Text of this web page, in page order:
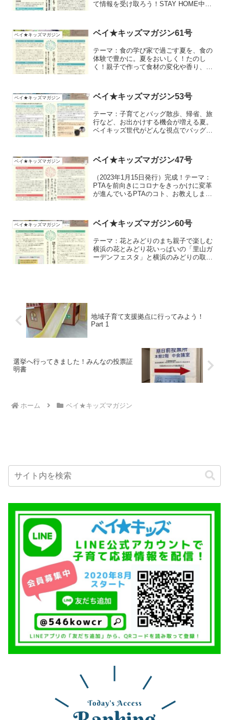
て情報を受け取ろう！STAY HOME中の
ベイ★キッズマガジン ベイ★キッズマガジン61号
テーマ：食の学び家で過ごす夏を、食の
体験で豊かに。夏をおいしく！たのし
く！親子で作って食材の変化や香り、味
市の緑の取り組み「人生記念樹」、自然
の中のひんやりスポット、ひんやりスイ
す。
ベイ★キッズマガジン ベイ★キッズマガジン53号
テーマ：子育てとバッグ散歩、帰省、旅
行など、お出かけする機会が増える夏。
ベイキッズ世代がどんな視点でバッグを
ベイ★キッズマガジン ベイ★キッズマガジン47号
（2023年1月15日発行）完成！テーマ：
PTAを前向きにコロナをきっかけに変革
が進んでいるPTAのコト、お教えしま
PTAのことを知っておこう。※お詫び※
紙面版の4面に...
ベイ★キッズマガジン ベイ★キッズマガジン60号
テーマ：花とみどりのまち親子で楽しむ
横浜の花とみどり花いっぱいの「里山ガ
ーデンフェスタ」と横浜のみどりの取り
地域子育て支援拠点に行ってみよう！
Part 1
選挙へ行ってきました！みんなの投票証
明書
ホーム ベイ★キッズマガジン